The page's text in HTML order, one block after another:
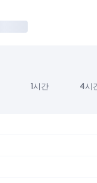
1시간 4시